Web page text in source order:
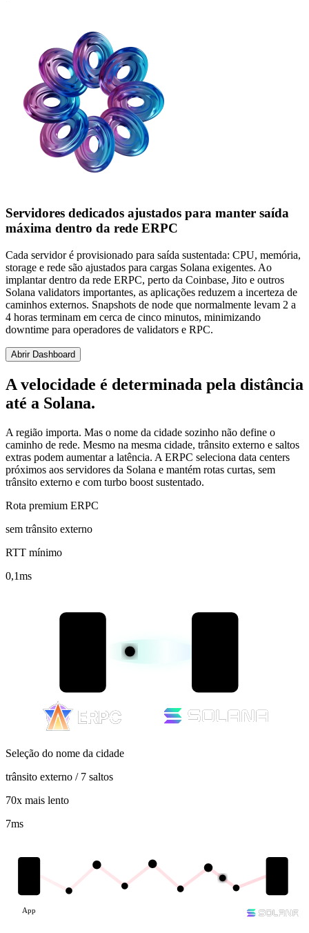
Servidores dedicados ajustados para manter saída
máxima dentro da rede ERPC
Cada servidor é provisionado para saída sustentada: CPU, memória,
storage e rede são ajustados para cargas Solana exigentes. Ao
implantar dentro da rede ERPC, perto da Coinbase, Jito e outros
Solana validators importantes, as aplicações reduzem a incerteza de
caminhos externos. Snapshots de node que normalmente levam 2 a
4 horas terminam em cerca de cinco minutos, minimizando
downtime para operadores de validators e RPC.
Abrir Dashboard
A velocidade é determinada pela distância
até a Solana.
A região importa. Mas o nome da cidade sozinho não define o
caminho de rede. Mesmo na mesma cidade, trânsito externo e saltos
extras podem aumentar a latência. A ERPC seleciona data centers
próximos aos servidores da Solana e mantém rotas curtas, sem
trânsito externo e com turbo boost sustentado.
Rota premium ERPC
sem trânsito externo
RTT mínimo
0,1ms
Seleção do nome da cidade
trânsito externo / 7 saltos
70x mais lento
7ms
App